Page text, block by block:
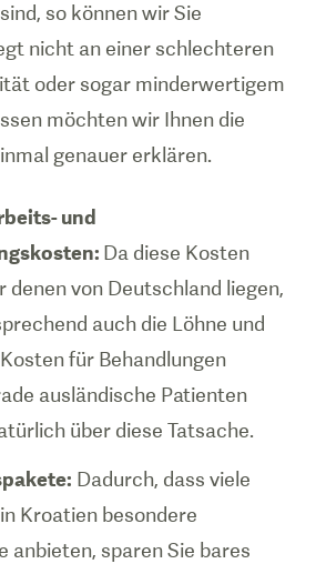
so können wir Sie
nicht an einer schlechteren
oder sogar minderwertigem
möchten wir Ihnen die
genauer erklären.
und
Da diese Kosten
denen von Deutschland liegen,
auch die Löhne und
für Behandlungen
ausländische Patienten
über diese Tatsache.
Dadurch, dass viele
Kroatien besondere
anbieten, sparen Sie bares